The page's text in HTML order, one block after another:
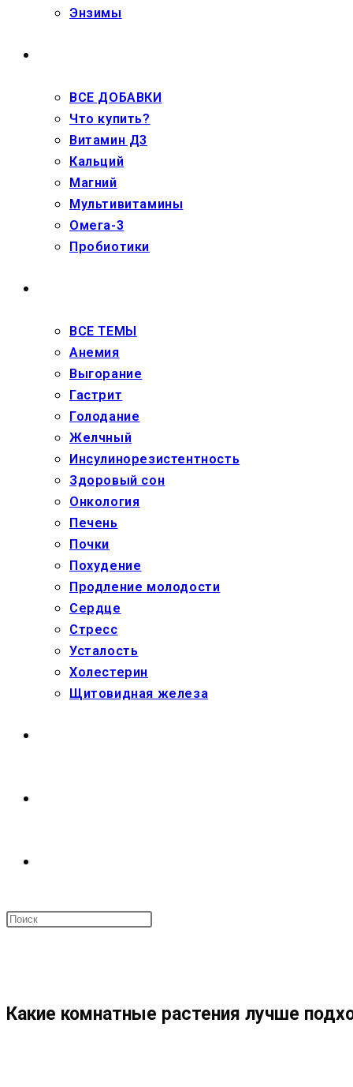
Энзимы
ВСЕ ДОБАВКИ
Что купить?
Витамин Д3
Кальций
Магний
Мультивитамины
Омега-3
Пробиотики
ВСЕ ТЕМЫ
Анемия
Выгорание
Гастрит
Голодание
Желчный
Инсулинорезистентность
Здоровый сон
Онкология
Печень
Почки
Похудение
Продление молодости
Сердце
Стресс
Усталость
Холестерин
Щитовидная железа
ПОИСК
Какие комнатные растения лучше